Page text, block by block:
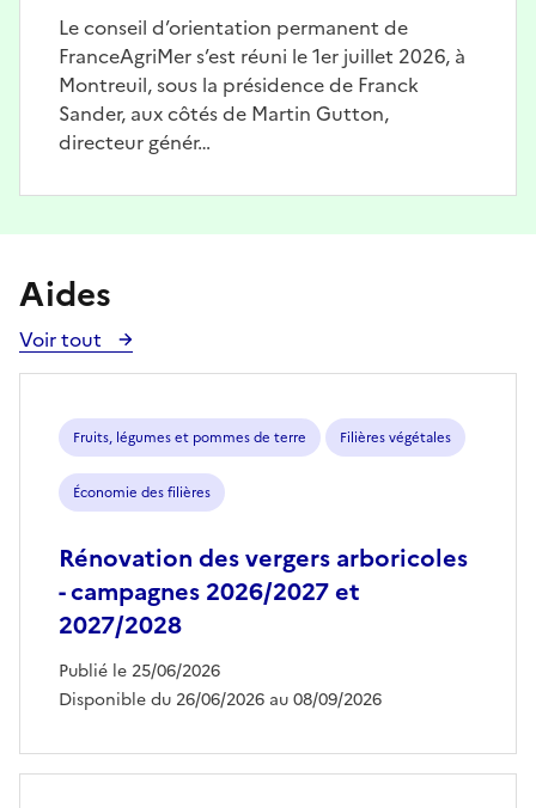
Le conseil d’orientation permanent de
FranceAgriMer s’est réuni le 1er juillet 2026, à
Montreuil, sous la présidence de Franck
Sander, aux côtés de Martin Gutton,
directeur génér…
Aides
Voir tout
Voir
toutes
aides
Fruits, légumes et pommes de terre Filières végétales
Économie des filières
Rénovation des vergers arboricoles
- campagnes 2026/2027 et
2027/2028
Publié le 25/06/2026
Disponible du 26/06/2026 au 08/09/2026